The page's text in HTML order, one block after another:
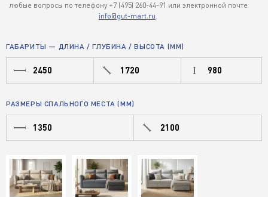
любые вопросы по телефону +7 (495) 260-44-91 или электронной почте
info@gut-mart.ru.
ГАБАРИТЫ — ДЛИНА / ГЛУБИНА / ВЫСОТА (ММ)
2450 1720 980
РАЗМЕРЫ СПАЛЬНОГО МЕСТА (ММ)
1350 2100